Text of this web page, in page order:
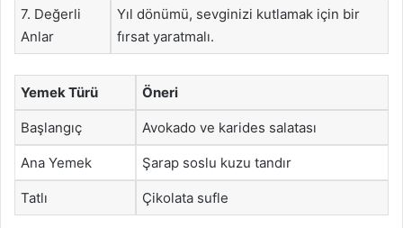
7. Değerli
Anlar
Yıl dönümü, sevginizi kutlamak için bir
fırsat yaratmalı.
Yemek Türü Öneri
Başlangıç Avokado ve karides salatası
Ana Yemek Şarap soslu kuzu tandır
Tatlı Çikolata sufle